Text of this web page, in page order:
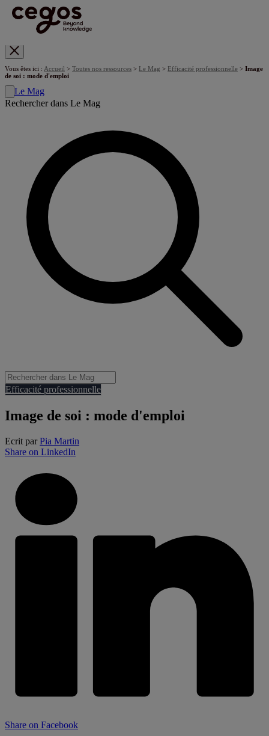
Vous êtes ici : Accueil > Toutes nos ressources > Le Mag > Efficacité professionnelle > Image
de soi : mode d'emploi
Le Mag
Rechercher dans Le Mag
Efficacité professionnelle
Image de soi : mode d'emploi
Ecrit parPia Martin
Share on LinkedIn
Share on Facebook